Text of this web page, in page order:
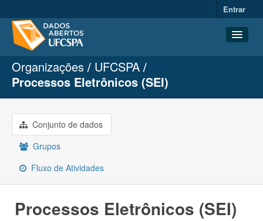
Entrar
Conjuntos de dados
Organizações
Sobre
Organizações
UFCSPA
Processos Eletrônicos (SEI)
Conjunto de dados
Grupos
Fluxo de Atividades
Processos Eletrônicos (SEI)